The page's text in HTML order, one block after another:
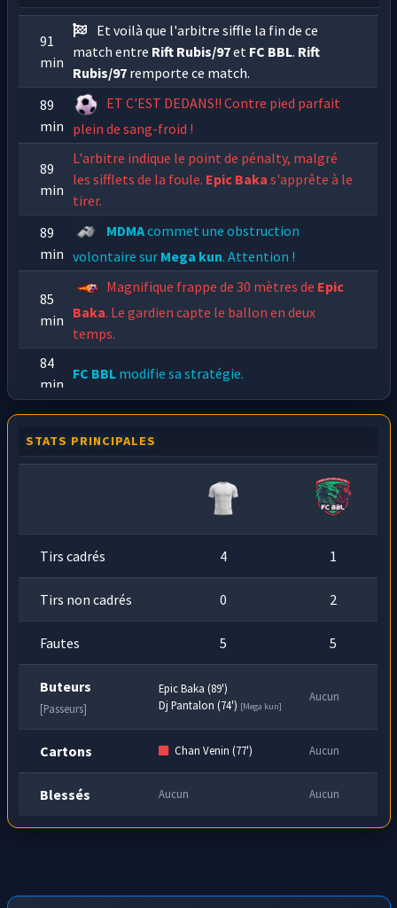
91
min
Et voilà que l'arbitre siffle la fin de ce
match entre Rift Rubis/97et FC BBL. Rift
Rubis/97 remporte ce match.
89
min
ET C'EST DEDANS!! Contre pied parfait
plein de sang-froid !
89
min
L'arbitre indique le point de pénalty, malgré
les sifflets de la foule. Epic Baka s'apprête à le
tirer.
89
min
MDMAcommet une obstruction
volontaire sur Mega kun. Attention !
85
min
Magnifique frappe de 30 mètres de Epic
Baka. Le gardien capte le ballon en deux
temps.
84
min
FC BBL modifie sa stratégie.
STATS PRINCIPALES
Tirs cadrés 4 1
Tirs non cadrés 0 2
Fautes 5 5
Buteurs
[Passeurs]
Epic Baka (89')
Dj Pantalon (74') [Mega kun]
Aucun
Cartons Chan Venin (77') Aucun
Blessés Aucun Aucun